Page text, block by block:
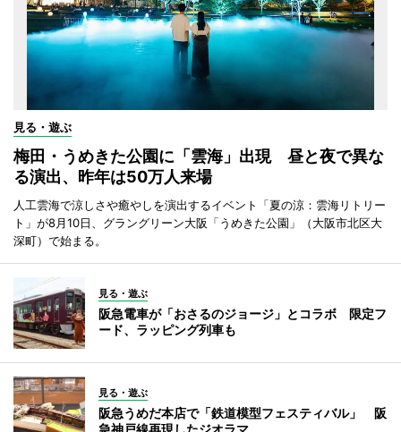
見る・遊ぶ
梅田・うめきた公園に「雲海」出現 昼と夜で異な
る演出、昨年は50万人来場
人工雲海で涼しさや癒やしを演出するイベント「夏の涼：雲海リトリー
ト」が8月10日、グラングリーン大阪「うめきた公園」（大阪市北区大
深町）で始まる。
見る・遊ぶ
阪急電車が「おさるのジョージ」とコラボ 限定フ
ード、ラッピング列車も
見る・遊ぶ
阪急うめだ本店で「鉄道模型フェスティバル」 阪
急神戸線再現したジオラマ